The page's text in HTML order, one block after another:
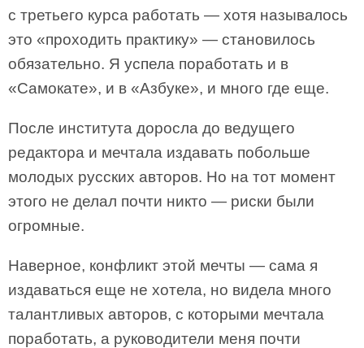
с третьего курса работать — хотя называлось
это «проходить практику» — становилось
обязательно. Я успела поработать и в
«Самокате», и в «Азбуке», и много где еще.
После института доросла до ведущего
редактора и мечтала издавать побольше
молодых русских авторов. Но на тот момент
этого не делал почти никто — риски были
огромные.
Наверное, конфликт этой мечты — сама я
издаваться еще не хотела, но видела много
талантливых авторов, с которыми мечтала
поработать, а руководители меня почти